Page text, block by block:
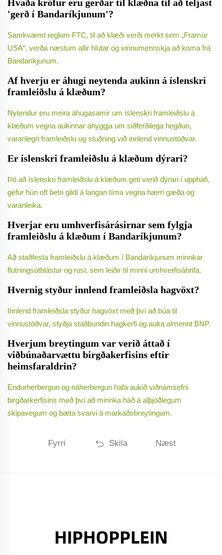
Hvaða kröfur eru gerðar til klæðna til að teljast
'gerð í Bandaríkjunum'?
Samkvæmt reglum FTC, til að klæði verði merkt sem „Framúr
USA“, verða næstum allir hlutar og vinnumennskja að koma frá
Bandaríkjunum.
Af hverju er áhugi neytenda aukinn á íslenskri
framleiðslu á klæðum?
Nytendur eru meira áhugasamir um íslenskri framleiðslu á
klæðum vegna aukinnar áhyggja um siðferðilega hegðun,
varanlegri framleiðslu og stuðning við innlend vinnustöðvar.
Er íslenskri framleiðslu á klæðum dýrari?
Þó að íslenskri framleiðslu á klæðum geti verið dýrari í upphafi,
gefur hún oft betri gildi á langan tíma vegna hærri gæða og
varanleika.
Hverjar eru umhverfisárásirnar sem fylgja
framleiðslu á klæðum í Bandaríkjunum?
Að staðfesta framleiðslu á klæðum í Bandaríkjunum minnkar
flutningsútblástur og rusl, sem leiðir til minni umhverfisáhrifa.
Hvernig styður innlend framleiðsla hagvöxt?
Innlend framleiðsla styður hagvöxt með því að búa til
vinnustöðvar, styðja staðbundin hagkerfi og auka almennt BNP.
Hverjum breytingum var verið áttað í
viðbúnaðarvættu birgðakerfisins eftir
heimsfaraldrin?
Endurherbergun og náherbergun hafa aukið viðnámsefni
birgðarkerfisins með því að minnka háð á alþjóðlegum
skipavegum og bæta svarvi á markaðsbreytingum.
Fyrri Skila Næst